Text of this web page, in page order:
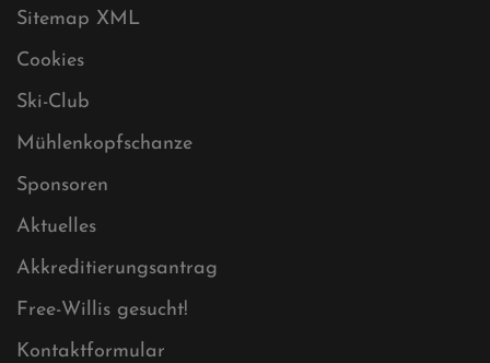
Datenschutz
Impressum
Sitemap
Sitemap XML
Cookies
Ski-Club
Mühlenkopfschanze